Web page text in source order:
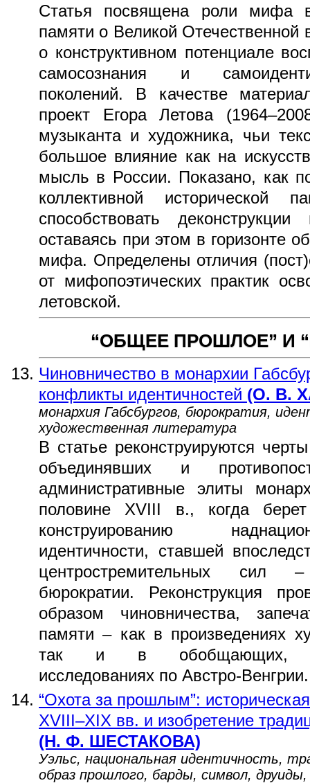
Статья посвящена роли мифа в
памяти о Великой Отечественной
о конструктивном потенциале
самосознания и
поколений. В качестве
проект Егора Летова
музыканта и художника, чьи
большое влияние как на
мысль в России. Показано, как
коллективной
способствовать
оставаясь при этом в горизонте
мифа. Определены отличия
от мифопоэтических практик
летовской.
“ОБЩЕЕ ПРОШЛОЕ” И
Чиновничество в монархии
конфликты идентичностей (О. В.
монархия Габсбургов, бюрократия,
художественная литература
В статье реконструируются
объединявших и
административные элиты
половине XVIII в., когда
конструированию
идентичности, ставшей
центростремительных сил
бюрократии. Реконструкция
образом чиновничества,
памяти – как в произведениях
так и в обобщающих,
исследованиях по Австро-Венгрии.
“Охота за прошлым”:
XVIII–XIX вв. и изобретение
(Н. Ф. ШЕСТАКОВА)
Уэльс, национальная идентичность,
образ прошлого, барды, символ,